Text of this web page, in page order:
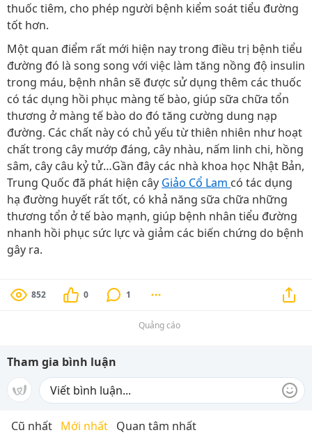
thuốc tiêm, cho phép người bệnh kiểm soát tiểu đường
tốt hơn.
Một quan điểm rất mới hiện nay trong điều trị bệnh tiểu
đường đó là song song với việc làm tăng nồng độ insulin
trong máu, bệnh nhân sẽ được sử dụng thêm các thuốc
có tác dụng hồi phục màng tế bào, giúp sữa chữa tổn
thương ở màng tế bào do đó tăng cường dung nạp
đường. Các chất này có chủ yếu từ thiên nhiên như hoạt
chất trong cây mướp đáng, cây nhàu, nấm linh chi, hồng
sâm, cây câu kỷ tử…Gần đây các nhà khoa học Nhật Bản,
Trung Quốc đã phát hiện cây Giảo Cổ Lam có tác dụng
hạ đường huyết rất tốt, có khả năng sữa chữa những
thương tổn ở tế bào mạnh, giúp bệnh nhân tiểu đường
nhanh hồi phục sức lực và giảm các biến chứng do bệnh
gây ra.
852 0 1
Quảng cáo
Tham gia bình luận
Cũ nhất Mới nhất Quan tâm nhất